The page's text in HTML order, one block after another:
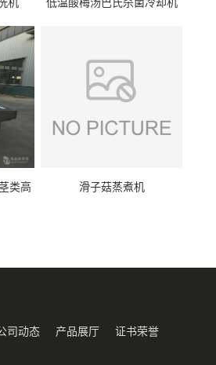
机 低温酸梅汤巴氏杀菌冷却机
类高
滑子菇蒸煮机
司动态 产品展厅 证书荣誉